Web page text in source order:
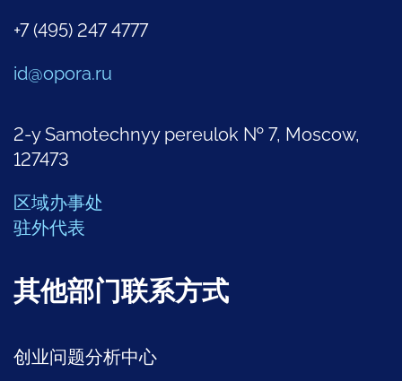
+7 (495) 247 4777
id@opora.ru
2-y Samotechnyy pereulok № 7, Moscow,
127473
区域办事处
驻外代表
其他部门联系方式
创业问题分析中心